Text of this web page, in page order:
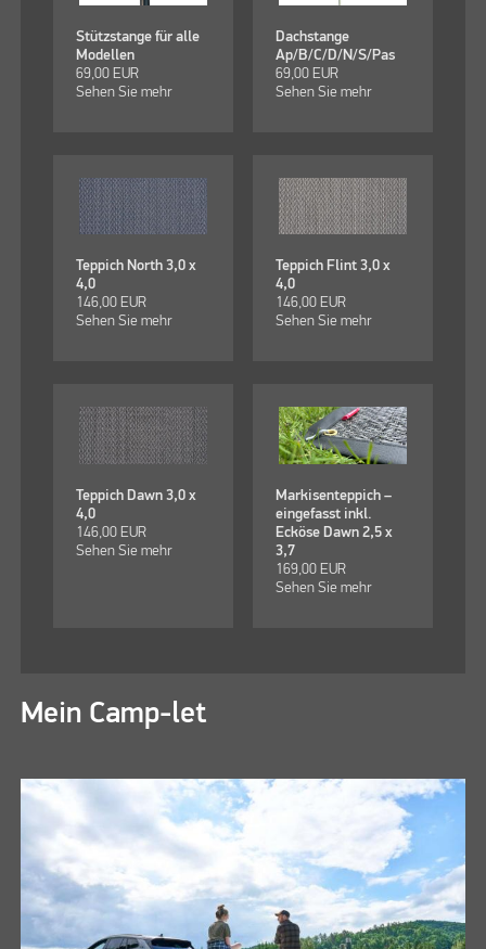
Stützstange für alle
Modellen
69,00 EUR
Sehen Sie mehr
Dachstange
Ap/B/C/D/N/S/Pas
69,00 EUR
Sehen Sie mehr
Teppich North 3,0 x
4,0
146,00 EUR
Sehen Sie mehr
Teppich Flint 3,0 x
4,0
146,00 EUR
Sehen Sie mehr
Teppich Dawn 3,0 x
4,0
146,00 EUR
Sehen Sie mehr
Markisenteppich –
eingefasst inkl.
Ecköse Dawn 2,5 x
3,7
169,00 EUR
Sehen Sie mehr
Mein Camp-let